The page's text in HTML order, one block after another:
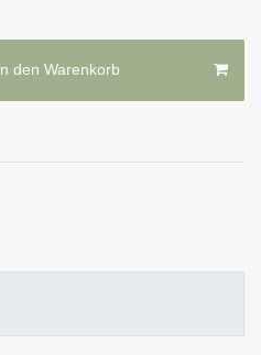
den Warenkorb